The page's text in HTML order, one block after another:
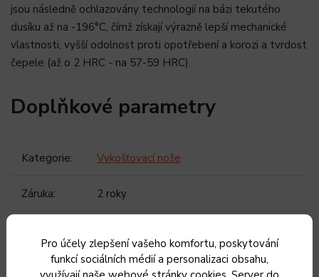
Pro účely zlepšení vašeho komfortu, poskytování
funkcí sociálních médií a personalizaci obsahu,
jsou následně ochlazovány technologií na bázi tekutého
dusíku až na -196°C, čímž získají výrazně lepší mechanické
vlastnosti, vyšší odolnost proti opotřebení a korozi a tvrdost
čepele (až o 2 HRC - na 57-59 HRC).
Doplňkové parametry
Kategorie: Vykošťovací nože
Záruka: 2 roky
8594861165593